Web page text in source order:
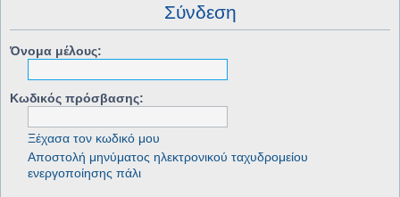
Σύνδεση
Όνομα μέλους:
Κωδικός πρόσβασης:
Ξέχασα τον κωδικό μου
Αποστολή μηνύματος ηλεκτρονικού ταχυδρομείου
ενεργοποίησης πάλι